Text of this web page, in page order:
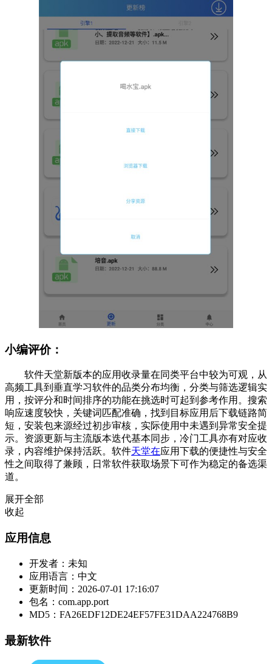
小编评价：
软件天堂新版本的应用收录量在同类平台中较为可观，从
高频工具到垂直学习软件的品类分布均衡，分类与筛选逻辑实
用，按评分和时间排序的功能在挑选时可起到参考作用。搜索
响应速度较快，关键词匹配准确，找到目标应用后下载链路简
短，安装包来源经过初步审核，实际使用中未遇到异常安全提
示。资源更新与主流版本迭代基本同步，冷门工具亦有对应收
录，内容维护保持活跃。软件天堂在应用下载的便捷性与安全
性之间取得了兼顾，日常软件获取场景下可作为稳定的备选渠
道。
展开全部
收起
应用信息
开发者： 未知
应用语言： 中文
更新时间： 2026-07-01 17:16:07
包名： com.app.port
MD5： FA26EDF12DE24EF57FE31DAA224768B9
最新软件